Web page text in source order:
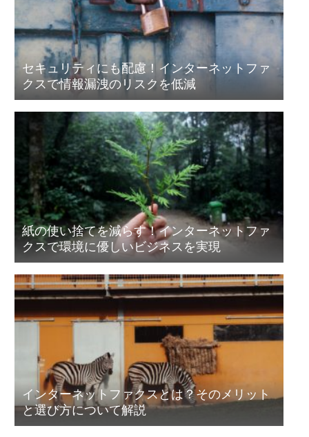
セキュリティにも配慮！インターネットファ
クスで情報漏洩のリスクを低減
紙の使い捨てを減らす！インターネットファ
クスで環境に優しいビジネスを実現
インターネットファクスとは？そのメリット
と選び方について解説